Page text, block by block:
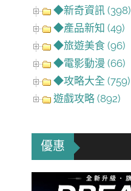
◆新奇資訊 (398)
◆產品新知 (49)
◆旅遊美食 (96)
◆電影動漫 (66)
◆攻略大全 (759)
遊戲攻略 (892)
優惠